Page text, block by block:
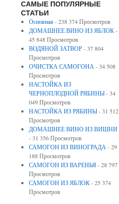
САМЫЕ ПОПУЛЯРНЫЕ
СТАТЬИ
Основная- 238 374 Просмотров
ДОМАШНЕЕ ВИНО ИЗ ЯБЛОК-
45 848 Просмотров
ВОДЯНОЙ ЗАТВОР- 37 804
Просмотров
ОЧИСТКА САМОГОНА- 34 508
Просмотров
НАСТОЙКА ИЗ
ЧЕРНОПЛОДНОЙ РЯБИНЫ- 34
049 Просмотров
НАСТОЙКА ИЗ РЯБИНЫ- 31 512
Просмотров
ДОМАШНЕЕ ВИНО ИЗ ВИШНИ
- 31 356 Просмотров
САМОГОН ИЗ ВИНОГРАДА- 29
188 Просмотров
САМОГОН ИЗ ВАРЕНЬЯ- 28 797
Просмотров
САМОГОН ИЗ ЯБЛОК- 25 374
Просмотров